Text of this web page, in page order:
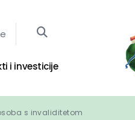
i investicije
s invaliditetom